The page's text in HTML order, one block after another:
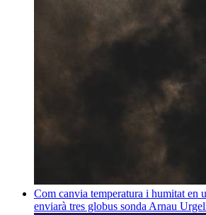
Com canvia temperatura i humitat en
enviarà tres globus sonda Arnau